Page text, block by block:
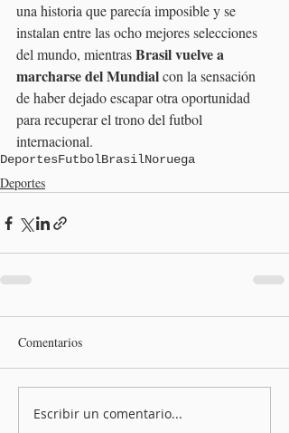
una historia que parecía imposible y se
instalan entre las ocho mejores selecciones
del mundo, mientras Brasil vuelve a
marcharse del Mundial con la sensación
de haber dejado escapar otra oportunidad
para recuperar el trono del futbol
internacional.
DeportesFutbolBrasilNoruega
Deportes
Comentarios
Escribir un comentario...